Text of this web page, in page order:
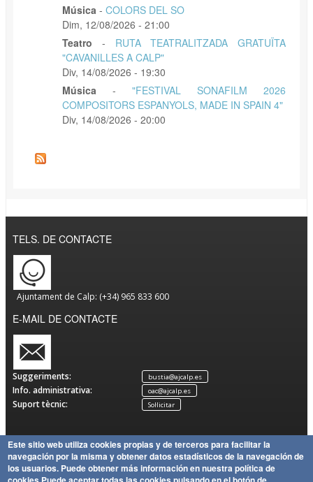
Música - COLORS DEL SO
Dim, 12/08/2026 - 21:00
Teatro
- RUTA TEATRALITZADA GRATUÏTA
"CAVANILLES A CALP"
Div, 14/08/2026 - 19:30
Música
- "FESTIVAL SONAFILM 2026
COMPOSITORS ESPANYOLS, MADE IN SPAIN 4"
Div, 14/08/2026 - 20:00
TELS. DE CONTACTE
Ajuntament de Calp: (+34) 965 833 600
E-MAIL DE CONTACTE
Suggeriments: bustia@ajcalp.es
Info. administrativa: oac@ajcalp.es
Suport tècnic: Sol·licitar
Avís
Legal
Política
de
Política
Mapa
del Lloc
Copyright
Ajuntament de Calp
Este sitio web utiliza cookies propias y de terceros para facilitar la
navegación por la misma y obtener datos estadísticos de la navegación de
los usuarios. Puede obtener más información en nuestra política de